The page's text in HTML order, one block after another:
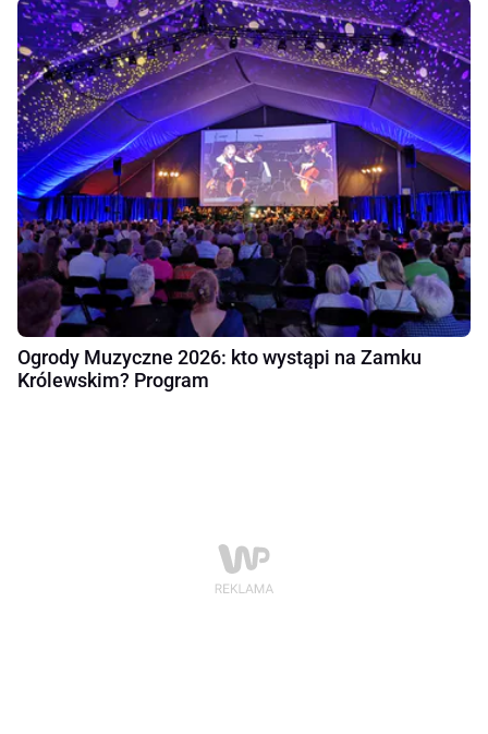
Ogrody Muzyczne 2026: kto wystąpi na Zamku
Królewskim? Program